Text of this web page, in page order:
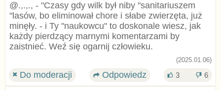
@.,.,., - "Czasy gdy wilk był niby "sanitariuszem
"lasów, bo eliminował chore i słabe zwierzęta, już
minęły. - i Ty "naukowcu" to doskonale wiesz, jak
każdy pierdzący marnymi komentarzami by
zaistnieć. Weź się ogarnij człowieku.
(2025.01.06)
Do moderacji Odpowiedz 3 6